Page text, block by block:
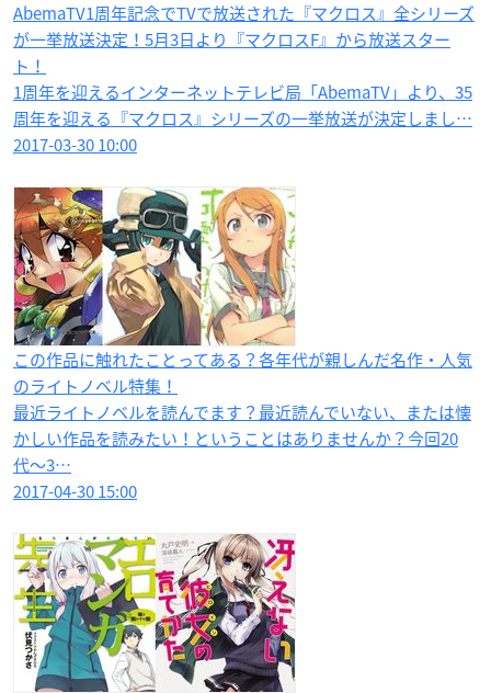
AbemaTV1周年記念でTVで放送された『マクロス』全シリーズ
が一挙放送決定！5月3日より『マクロスF』から放送スター
ト！
1周年を迎えるインターネットテレビ局「AbemaTV」より、35
周年を迎える『マクロス』シリーズの一挙放送が決定しまし…
2017-03-30 10:00
この作品に触れたことってある？各年代が親しんだ名作・人気
のライトノベル特集！
最近ライトノベルを読んでます？最近読んでいない、または懐
かしい作品を読みたい！ということはありませんか？今回20
代〜3…
2017-04-30 15:00